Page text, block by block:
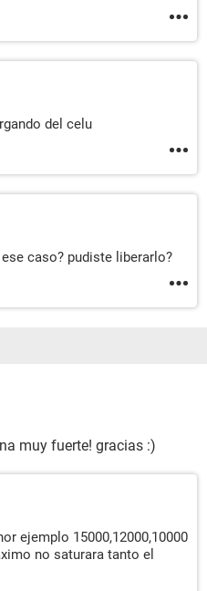
del celu
caso? pudiste liberarlo?
muy fuerte! gracias :)
ejemplo 15000,12000,10000
no saturara tanto el